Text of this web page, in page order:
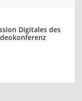
Digitales des